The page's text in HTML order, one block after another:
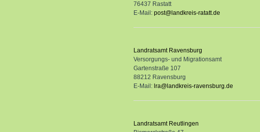
76437 Rastatt
E-Mail: post@landkreis-ratatt.de
Landratsamt Ravensburg
Versorgungs- und Migrationsamt
Gartenstraße 107
88212 Ravensburg
E-Mail: lra@landkreis-ravensburg.de
Landratsamt Reutlingen